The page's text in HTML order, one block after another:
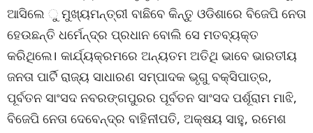
ଆସିଲେ ୁ ମୁଖ୍ୟମନ୍ତ୍ରୀ ବାଛିବେ କିନ୍ତୁ ଓଡିଶାରେ ବିଜେପି ନେତା
ହେଉଛନ୍ତି ଧର୍ମେନ୍ଦ୍ର ପ୍ରଧାନ ବୋଲି ସେ ମତବ୍ୟକ୍ତ
କରିଥିଲେ। କାର୍ଯ୍ୟକ୍ରମରେ ଅନ୍ୟତମ ଅତିଥି ଭାବେ ଭାରତୀୟ
ଜନତା ପାର୍ଟି ରାଜ୍ୟ ସାଧାରଣ ସମ୍ପାଦକ ଭୃଗୁ ବକ୍ସିପାତ୍ର,
ପୂର୍ବତନ ସାଂସଦ ନବରଙ୍ଗପୁରର ପୂର୍ବତନ ସାଂସଦ ପର୍ଶୂରାମ ମାଝି,
ବିଜେପି ନେତା ଦେବେନ୍ଦ୍ର ବାହିନୀପତି, ଅକ୍ଷୟ ସାହୁ, ରମେଶ